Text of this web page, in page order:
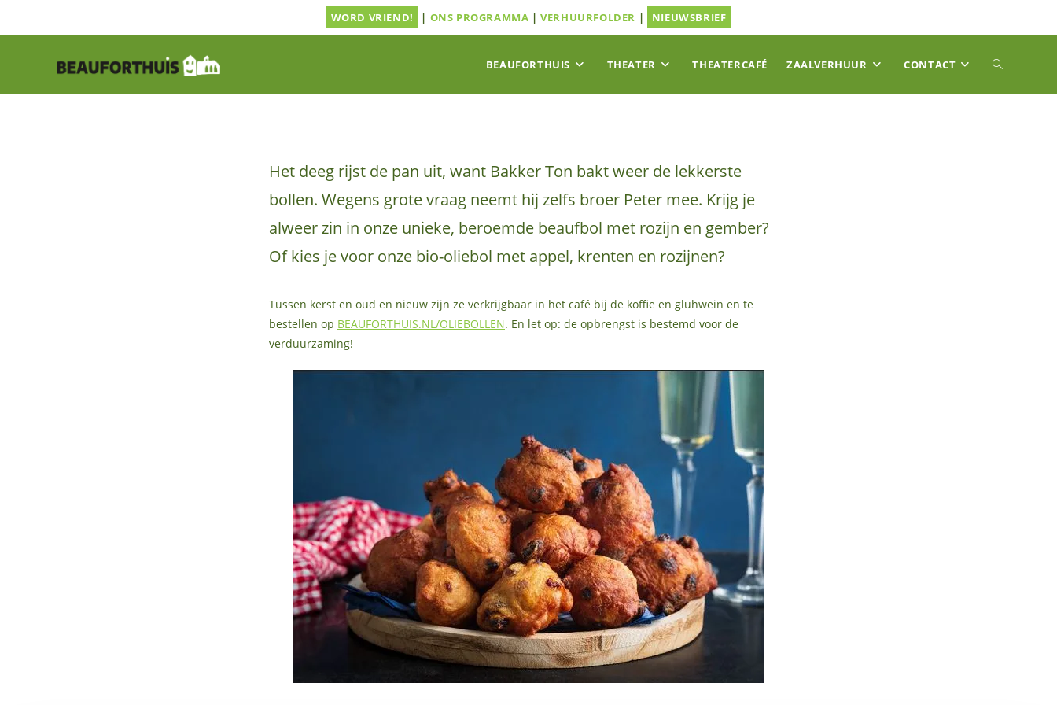
WORD VRIEND! | ONS PROGRAMMA |VERHUURFOLDER | NIEUWSBRIEF
BEAUFORTHUIS THEATER THEATERCAFÉ ZAALVERHUUR CONTACT TOGGLE
Het deeg rijst de pan uit, want Bakker Ton bakt weer de lekkerste
bollen. Wegens grote vraag neemt hij zelfs broer Peter mee. Krijg je
alweer zin in onze unieke, beroemde beaufbol met rozijn en gember?
Of kies je voor onze bio-oliebol met appel, krenten en rozijnen?
Tussen kerst en oud en nieuw zijn ze verkrijgbaar in het café bij de koffie en glühwein en te
bestellen op BEAUFORTHUIS.NL/OLIEBOLLEN. En let op: de opbrengst is bestemd voor de
verduurzaming!